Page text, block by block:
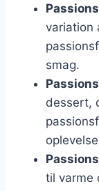
variation
smag.
dessert,
til varme